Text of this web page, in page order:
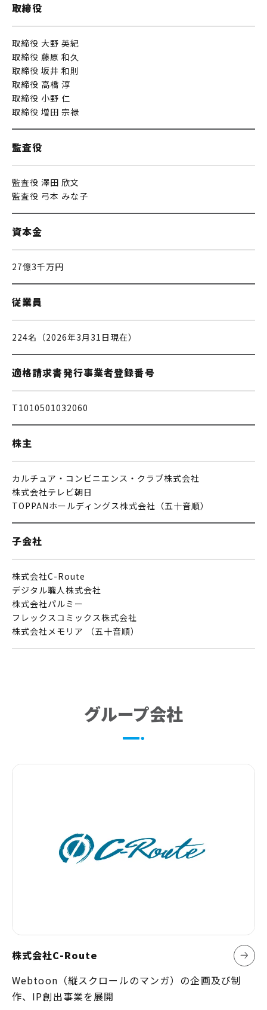
取締役
取締役 大野 英紀
取締役 藤原 和久
取締役 坂井 和則
取締役 高橋 淳
取締役 小野 仁
取締役 増田 宗禄
監査役
監査役 澤田 欣文
監査役 弓本 みな子
資本金
27億3千万円
従業員
224名（2026年3月31日現在）
適格請求書発行事業者登録番号
T1010501032060
株主
カルチュア・コンビニエンス・クラブ株式会社
株式会社テレビ朝日
TOPPANホールディングス株式会社（五⼗⾳順）
子会社
株式会社C-Route
デジタル職人株式会社
株式会社パルミー
フレックスコミックス株式会社
株式会社メモリア （五⼗⾳順）
グループ会社
株式会社C-Route
Webtoon（縦スクロールのマンガ）の企画及び制
作、IP創出事業を展開